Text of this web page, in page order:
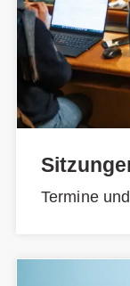
Termine